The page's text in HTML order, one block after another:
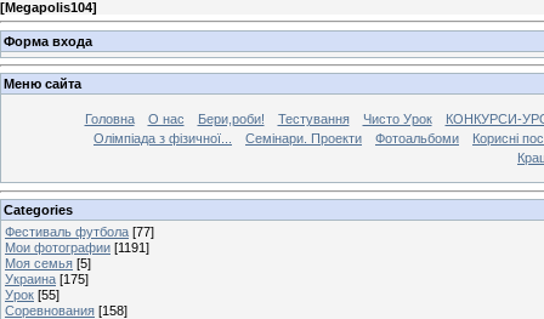
[Megapolis104]
Форма входа
Меню сайта
Головна О нас Бери,роби! Тестування Чисто Урок
КОНКУРСИ-
Олімпіада з фізичної...
Семінари. Проекти Фотоальбоми
Корисні
Categories
Фестиваль футбола [77]
Мои фотографии [1191]
Моя семья [5]
Украина [175]
Урок [55]
Соревнования [158]